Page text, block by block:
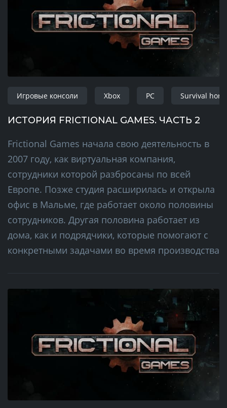
Игровые консоли Xbox PC Survival
ИСТОРИЯ FRICTIONAL GAMES. ЧАСТЬ 2
Frictional Games начала свою деятельность в
2007 году, как виртуальная компания,
сотрудники которой разбросаны по всей
Европе. Позже студия расширилась и открыла
офис в Мальме, где работает около половины
сотрудников. Другая половина работает из
дома, как и подрядчики, которые помогают с
конкретными задачами во время производства